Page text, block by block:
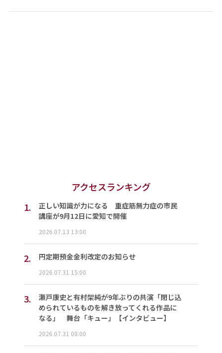
アクセスランキング
1.
正しい知識が力になる 重症筋無力症の市民
講座が9月12日に愛知で開催
2026.07.13 13:00
2. 円定期預金金利改定のお知らせ
2026.07.31 15:00
3.
瀬戸康史と有村架純が9年ぶりの共演「閉じ込
められているものを解き放ってくれる作品に
なる」 舞台「キュー」【インタビュー】
2026.07.31 08:00